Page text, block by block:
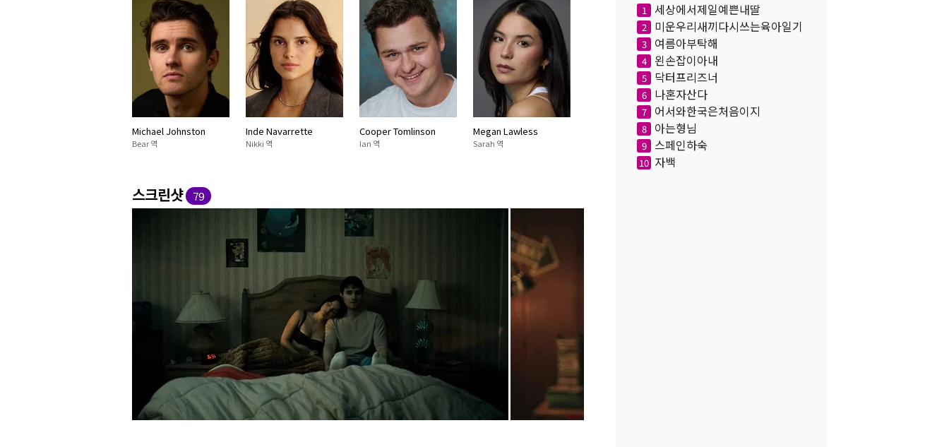
Michael Johnston
Bear 역
Inde Navarrette
Nikki 역
Cooper Tomlinson
Ian 역
Megan Lawless
Sarah 역
스크린샷 79
1 세상에서제일예쁜내딸
2 미운우리새끼다시쓰는육아일기
3 여름아부탁해
4 왼손잡이아내
5 닥터프리즈너
6 나혼자산다
7 어서와한국은처음이지
8 아는형님
9 스페인하숙
10 자백